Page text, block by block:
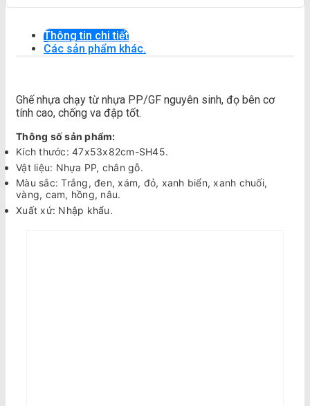
Thông tin chi tiết
Các sản phẩm khác.
Ghế nhựa chạy từ nhựa PP/GF nguyên sinh, đọ bên cơ
tính cao, chống va đập tốt.
Thông số sản phẩm:
Kích thước: 47x53x82cm-SH45.
Vật liệu: Nhựa PP, chân gỗ.
Màu sắc: Trắng, đen, xám, đỏ, xanh biển, xanh chuối,
vàng, cam, hồng, nâu.
Xuất xứ: Nhập khẩu.